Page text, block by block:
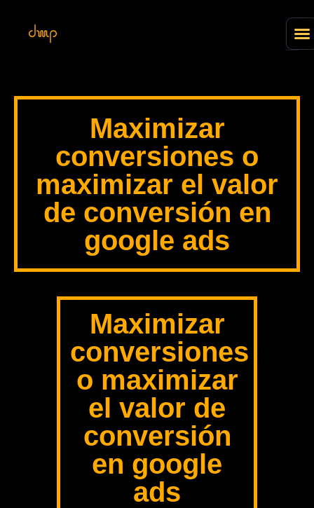
Maximizar
conversiones o
maximizar el valor
de conversión en
google ads
Maximizar
conversiones
o maximizar
el valor de
conversión
en google
ads